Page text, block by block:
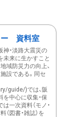
ー 資料室
神・淡路大震災の
未来に生かすこと
域防災力の向上、
設である。同セ
guide/)では、阪
を中心に収集・保
一次資料（モノ・
（図書・雑誌）を